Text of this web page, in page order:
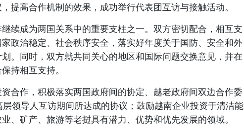
提高合作机制的效果，成功举行代表团互访与接触活动。
续成为两国关系中的重要支柱之一。双方密切配合，相互支
政治稳定、社会秩序安全，落实好年度关于国防、安全和外
。同时，双方就共同关心的地区和国际问题交换意见，并在
持相互支持。
合作，积极落实两国政府间的协定、越老政府间双边合作委
层领导人互访期间所达成的协议；鼓励越南企业投资于清洁能
、矿产、旅游等老挝具有潜力、优势和优先发展的领域。